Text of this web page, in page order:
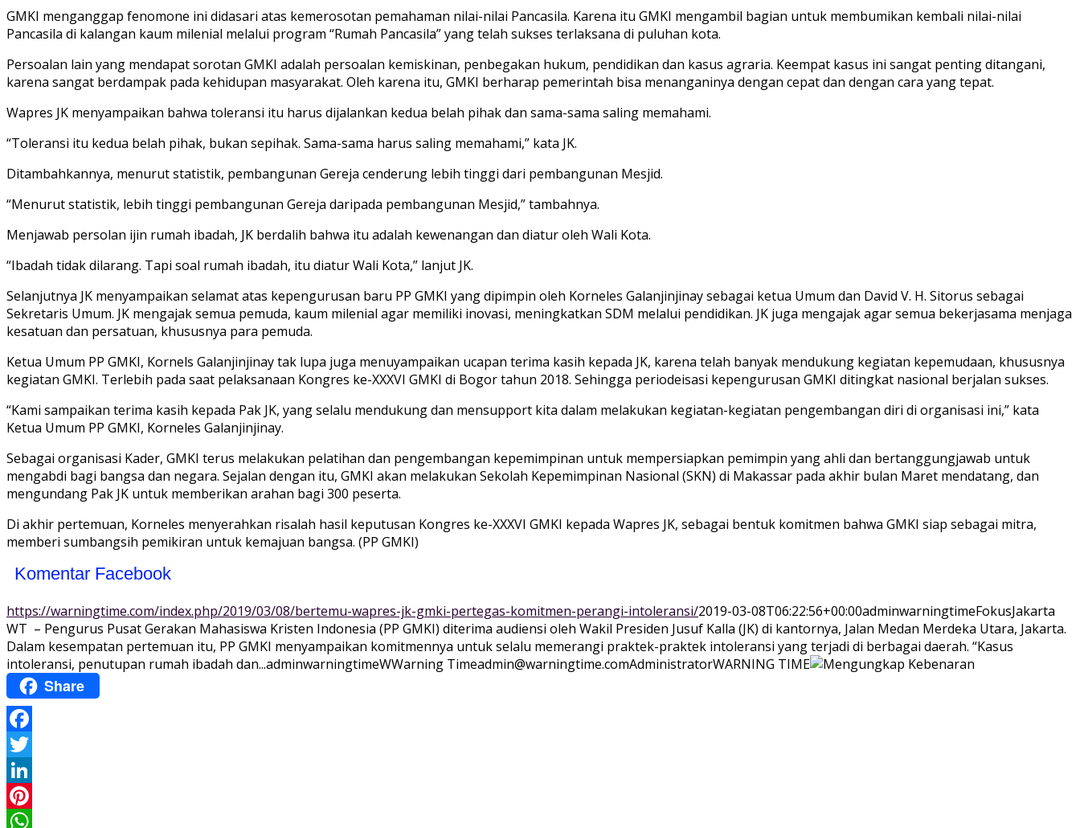
GMKI menganggap fenomone ini didasari atas kemerosotan pemahaman nilai-nilai Pancasila. Karena itu GMKI mengambil bagian untuk membumikan kembali nilai-nilai
Pancasila di kalangan kaum milenial melalui program “Rumah Pancasila” yang telah sukses terlaksana di puluhan kota.
Persoalan lain yang mendapat sorotan GMKI adalah persoalan kemiskinan, penbegakan hukum, pendidikan dan kasus agraria. Keempat kasus ini sangat penting ditangani,
karena sangat berdampak pada kehidupan masyarakat. Oleh karena itu, GMKI berharap pemerintah bisa menanganinya dengan cepat dan dengan cara yang tepat.
Wapres JK menyampaikan bahwa toleransi itu harus dijalankan kedua belah pihak dan sama-sama saling memahami.
“Toleransi itu kedua belah pihak, bukan sepihak. Sama-sama harus saling memahami,” kata JK.
Ditambahkannya, menurut statistik, pembangunan Gereja cenderung lebih tinggi dari pembangunan Mesjid.
“Menurut statistik, lebih tinggi pembangunan Gereja daripada pembangunan Mesjid,” tambahnya.
Menjawab persolan ijin rumah ibadah, JK berdalih bahwa itu adalah kewenangan dan diatur oleh Wali Kota.
“Ibadah tidak dilarang. Tapi soal rumah ibadah, itu diatur Wali Kota,” lanjut JK.
Selanjutnya JK menyampaikan selamat atas kepengurusan baru PP GMKI yang dipimpin oleh Korneles Galanjinjinay sebagai ketua Umum dan David V. H. Sitorus sebagai
Sekretaris Umum. JK mengajak semua pemuda, kaum milenial agar memiliki inovasi, meningkatkan SDM melalui pendidikan. JK juga mengajak agar semua bekerjasama menjaga
kesatuan dan persatuan, khususnya para pemuda.
Ketua Umum PP GMKI, Kornels Galanjinjinay tak lupa juga menuyampaikan ucapan terima kasih kepada JK, karena telah banyak mendukung kegiatan kepemudaan, khususnya
kegiatan GMKI. Terlebih pada saat pelaksanaan Kongres ke-XXXVI GMKI di Bogor tahun 2018. Sehingga periodeisasi kepengurusan GMKI ditingkat nasional berjalan sukses.
“Kami sampaikan terima kasih kepada Pak JK, yang selalu mendukung dan mensupport kita dalam melakukan kegiatan-kegiatan pengembangan diri di organisasi ini,” kata
Ketua Umum PP GMKI, Korneles Galanjinjinay.
Sebagai organisasi Kader, GMKI terus melakukan pelatihan dan pengembangan kepemimpinan untuk mempersiapkan pemimpin yang ahli dan bertanggungjawab untuk
mengabdi bagi bangsa dan negara. Sejalan dengan itu, GMKI akan melakukan Sekolah Kepemimpinan Nasional (SKN) di Makassar pada akhir bulan Maret mendatang, dan
mengundang Pak JK untuk memberikan arahan bagi 300 peserta.
Di akhir pertemuan, Korneles menyerahkan risalah hasil keputusan Kongres ke-XXXVI GMKI kepada Wapres JK, sebagai bentuk komitmen bahwa GMKI siap sebagai mitra,
memberi sumbangsih pemikiran untuk kemajuan bangsa. (PP GMKI)
Komentar Facebook
https://warningtime.com/index.php/2019/03/08/bertemu-wapres-jk-gmki-pertegas-komitmen-perangi-intoleransi/2019-03-08T06:22:56+00:00adminwarningtimeFokusJakarta
WT – Pengurus Pusat Gerakan Mahasiswa Kristen Indonesia (PP GMKI) diterima audiensi oleh Wakil Presiden Jusuf Kalla (JK) di kantornya, Jalan Medan Merdeka Utara, Jakarta.
Dalam kesempatan pertemuan itu, PP GMKI menyampaikan komitmennya untuk selalu memerangi praktek-praktek intoleransi yang terjadi di berbagai daerah. “Kasus
intoleransi, penutupan rumah ibadah dan...adminwarningtimeWWarning Timeadmin@warningtime.comAdministratorWARNING TIME
Share
Facebook
Twitter
LinkedIn
Pinterest